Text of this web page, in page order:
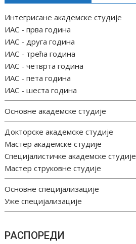
Интегрисане академске студије
ИАС - прва година
ИАС - друга година
ИАС - трећа година
ИАС - четврта година
ИАС - пета година
ИАС - шеста година
Основне академске студије
Докторске академске студије
Мастер академске студије
Специјалистичке академске студије
Мастер струковне студије
Основне специјализације
Уже специјализације
РАСПОРЕДИ